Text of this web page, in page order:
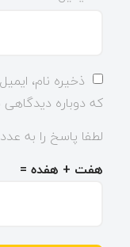
ذخیره نام،
که دوباره
لطفا پاسخ را به
هفت + هفده =